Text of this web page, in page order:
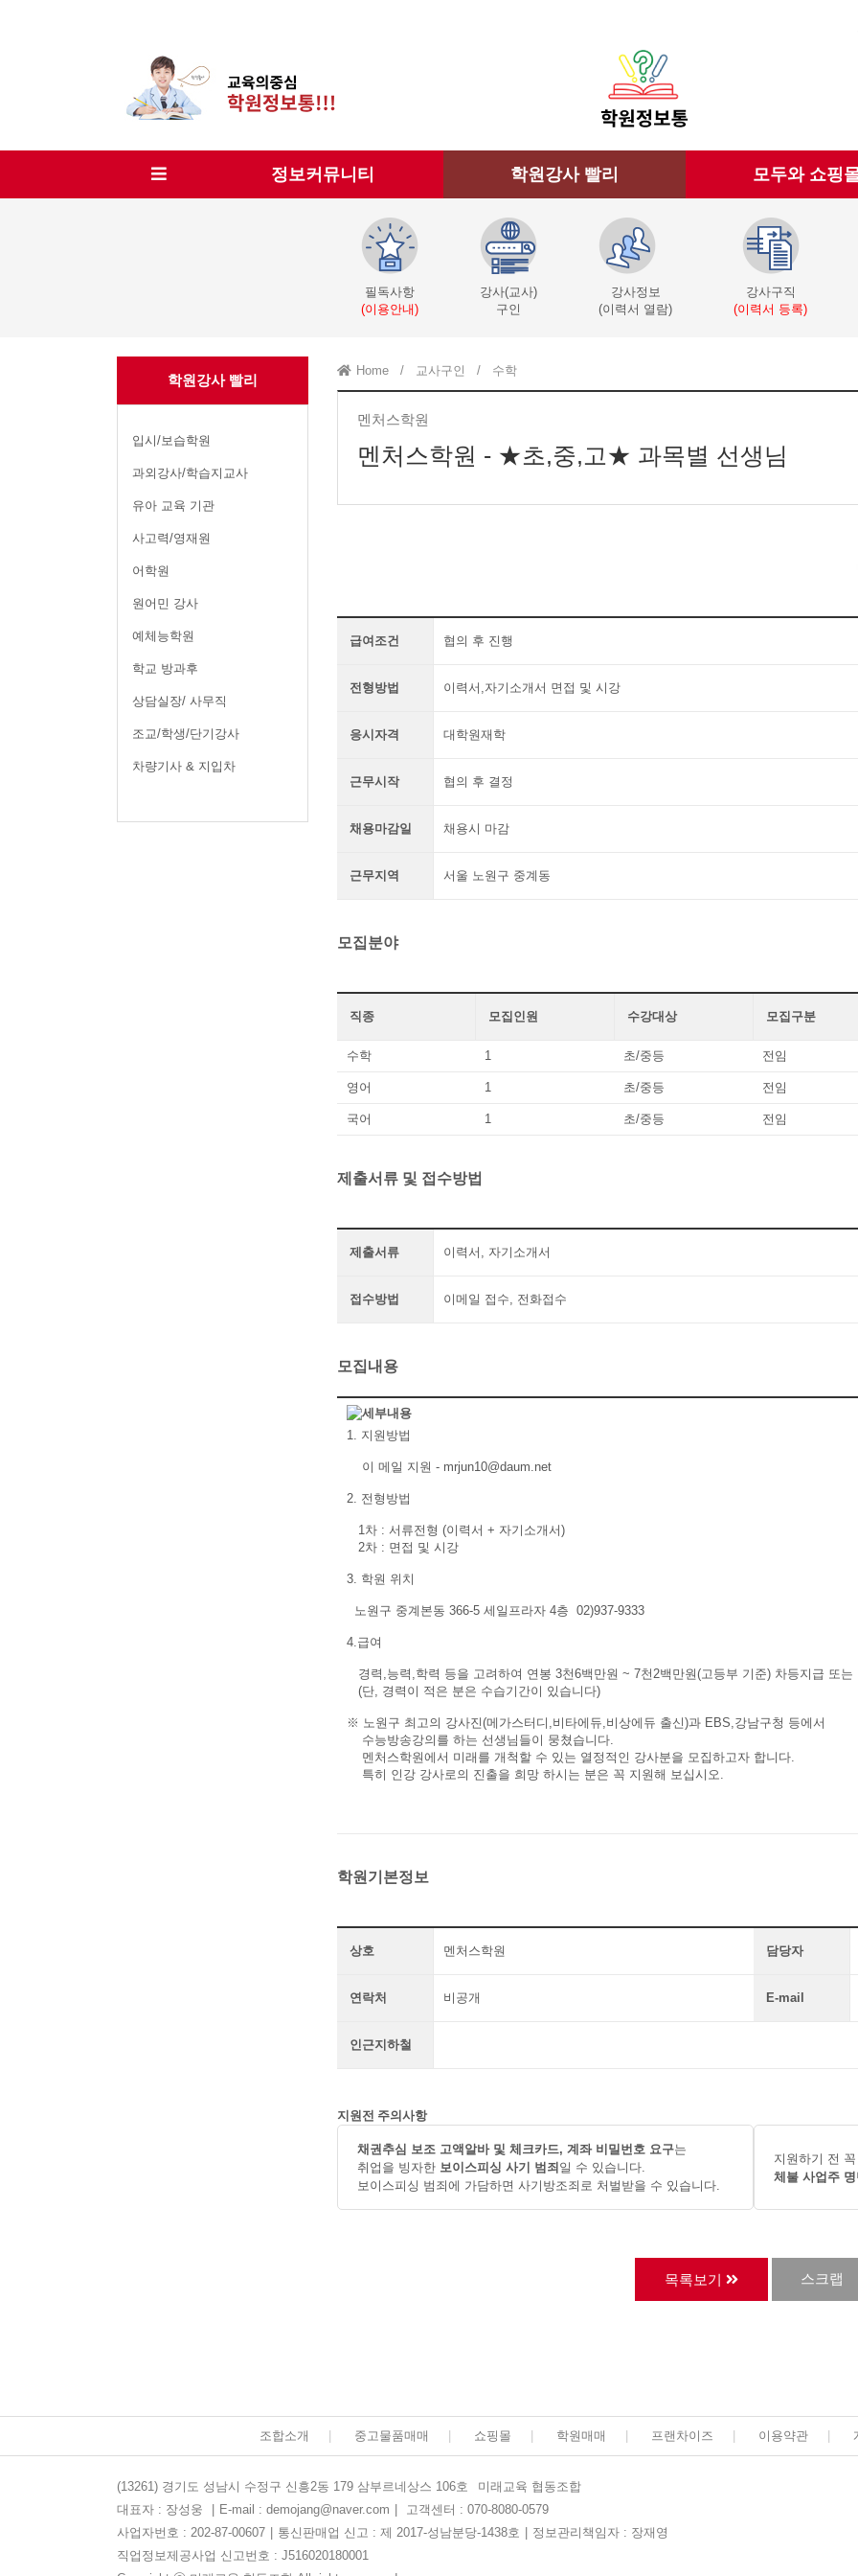
정보커뮤니티 학원강사 빨리 모두와 쇼핑
필독사항
(이용안내)
강사(교사)
구인
강사정보
(이력서 열람)
강사구직
(이력서 등록)
학원강사 빨리
입시/보습학원
과외강사/학습지교사
유아 교육 기관
사고력/영재원
어학원
원어민 강사
예체능학원
학교 방과후
상담실장/ 사무직
조교/학생/단기강사
차량기사 & 지입차
Home / 교사구인 / 수학
멘처스학원
멘처스학원 - ★초,중,고★ 과목별 선생님
급여조건 협의 후 진행
전형방법 이력서,자기소개서 면접 및 시강
응시자격 대학원재학
근무시작 협의 후 결정
채용마감일 채용시 마감
근무지역 서울 노원구 중계동
모집분야
직종 모집인원 수강대상 모집구분
수학 1 초/중등 전임
영어 1 초/중등 전임
국어 1 초/중등 전임
제출서류 및 접수방법
제출서류 이력서, 자기소개서
접수방법 이메일 접수, 전화접수
모집내용
1. 지원방법
이 메일 지원 - mrjun10@daum.net
2. 전형방법
1차 : 서류전형 (이력서 + 자기소개서)
2차 : 면접 및 시강
3. 학원 위치
노원구 중계본동 366-5 세일프라자 4층 02)937-9333
4.급여
경력,능력,학력 등을 고려하여 연봉 3천6백만원 ~ 7천2백만원(고등부 기준) 차등지급 또는
(단, 경력이 적은 분은 수습기간이 있습니다)
※ 노원구 최고의 강사진(메가스터디,비타에듀,비상에듀 출신)과 EBS,강남구청 등에서
수능방송강의를 하는 선생님들이 뭉쳤습니다.
멘처스학원에서 미래를 개척할 수 있는 열정적인 강사분을 모집하고자 합니다.
특히 인강 강사로의 진출을 희망 하시는 분은 꼭 지원해 보십시오.
학원기본정보
상호 멘처스학원 담당자
연락처 비공개 E-mail
인근지하철
지원전 주의사항
채권추심 보조 고액알바 및 체크카드, 계좌 비밀번호 요구는
취업을 빙자한 보이스피싱 사기 범죄 일 수 있습니다.
보이스피싱 범죄에 가담하면 사기방조죄로 처벌받을 수 있습니다.
지원하기 전
체불 사업주
목록보기 스크랩
조합소개 중고물품매매 쇼핑몰 학원매매 프랜차이즈 이용약관
(13261) 경기도 성남시 수정구 신흥2동 179 삼부르네상스 106호
미래교육 협동조합
대표자 : 장성웅
E-mail : demojang@naver.com
고객센터 : 070-8080-0579
사업자번호 : 202-87-00607
통신판매업 신고 : 제 2017-성남분당-1438호
정보관리책임자 : 장재영
직업정보제공사업 신고번호 : J516020180001